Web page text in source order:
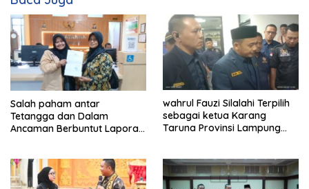
Salah paham antar
Tetangga dan Dalam
Ancaman Berbuntut Laporan
wahrul Fauzi Silalahi Terpilih
sebagai ketua Karang
Taruna Provinsi Lampung